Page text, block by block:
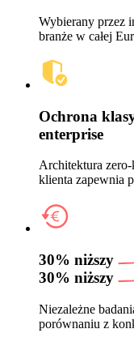
Wybierany przez
branże w całej
Ochrona
enterprise
Architektura
klienta zapewnia
30% niższy
30% niższy
Niezależne
porównaniu z